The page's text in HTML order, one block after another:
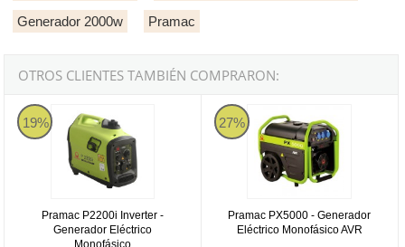
Generador 2000w Pramac
OTROS CLIENTES TAMBIÉN COMPRARON:
19%
Pramac P2200i Inverter -
Generador Eléctrico
Monofásico
Pramac P2200i Inverter - Generador Eléctrico Monofásico
27%
Pramac PX5000 - Generador
Eléctrico Monofásico AVR
Pramac PX5000 - Generador